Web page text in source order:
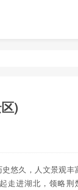
)
悠久，人文景观丰
走进湖北，领略荆